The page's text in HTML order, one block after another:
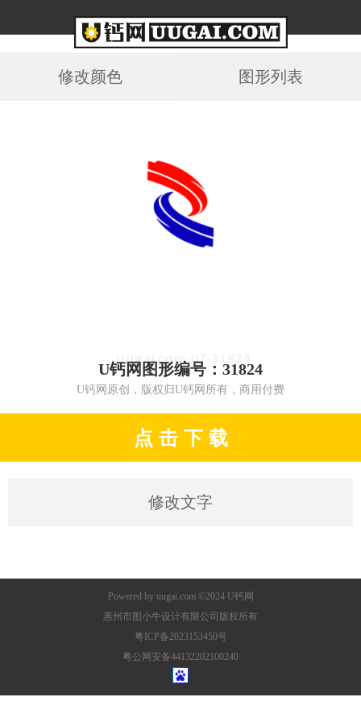
修改颜色 图形列表
U钙网图形编号：31824
U钙网原创，版权归U钙网所有，商用付费
点 击 下 载
修改文字
Powered by uugai.com©2024 U钙网
惠州市图小牛设计有限公司版权所有
粤ICP备2023153450号
粤公网安备44132202100240